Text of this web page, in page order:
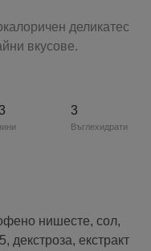
деликатес
вкусове.
3
Въглехидрати
нишесте, сол,
декстроза, екстракт